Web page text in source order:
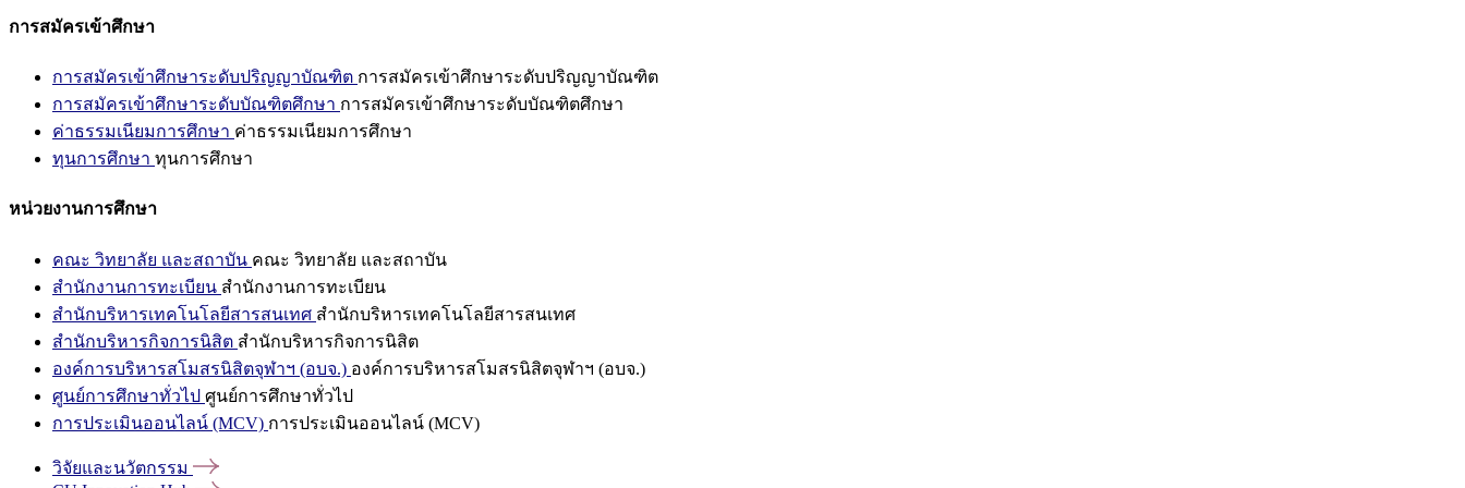
การสมัครเข้าศึกษา
การสมัครเข้าศึกษาระดับปริญญาบัณฑิต การสมัครเข้าศึกษาระดับปริญญาบัณฑิต
การสมัครเข้าศึกษาระดับบัณฑิตศึกษา การสมัครเข้าศึกษาระดับบัณฑิตศึกษา
ค่าธรรมเนียมการศึกษา ค่าธรรมเนียมการศึกษา
ทุนการศึกษา ทุนการศึกษา
หน่วยงานการศึกษา
คณะ วิทยาลัย และสถาบัน คณะ วิทยาลัย และสถาบัน
สำนักงานการทะเบียน สำนักงานการทะเบียน
สำนักบริหารเทคโนโลยีสารสนเทศ สำนักบริหารเทคโนโลยีสารสนเทศ
สำนักบริหารกิจการนิสิต สำนักบริหารกิจการนิสิต
องค์การบริหารสโมสรนิสิตจุฬาฯ (อบจ.) องค์การบริหารสโมสรนิสิตจุฬาฯ (อบจ.)
ศูนย์การศึกษาทั่วไป ศูนย์การศึกษาทั่วไป
การประเมินออนไลน์ (MCV) การประเมินออนไลน์ (MCV)
วิจัยและนวัตกรรม